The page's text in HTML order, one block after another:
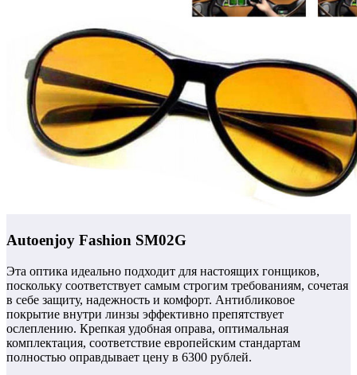
Autoenjoy Fashion SM02G
Эта оптика идеально подходит для настоящих гонщиков,
поскольку соответствует самым строгим требованиям, сочетая
в себе защиту, надежность и комфорт. Антибликовое
покрытие внутри линзы эффективно препятствует
ослеплению. Крепкая удобная оправа, оптимальная
комплектация, соответствие европейским стандартам
полностью оправдывает цену в 6300 рублей.